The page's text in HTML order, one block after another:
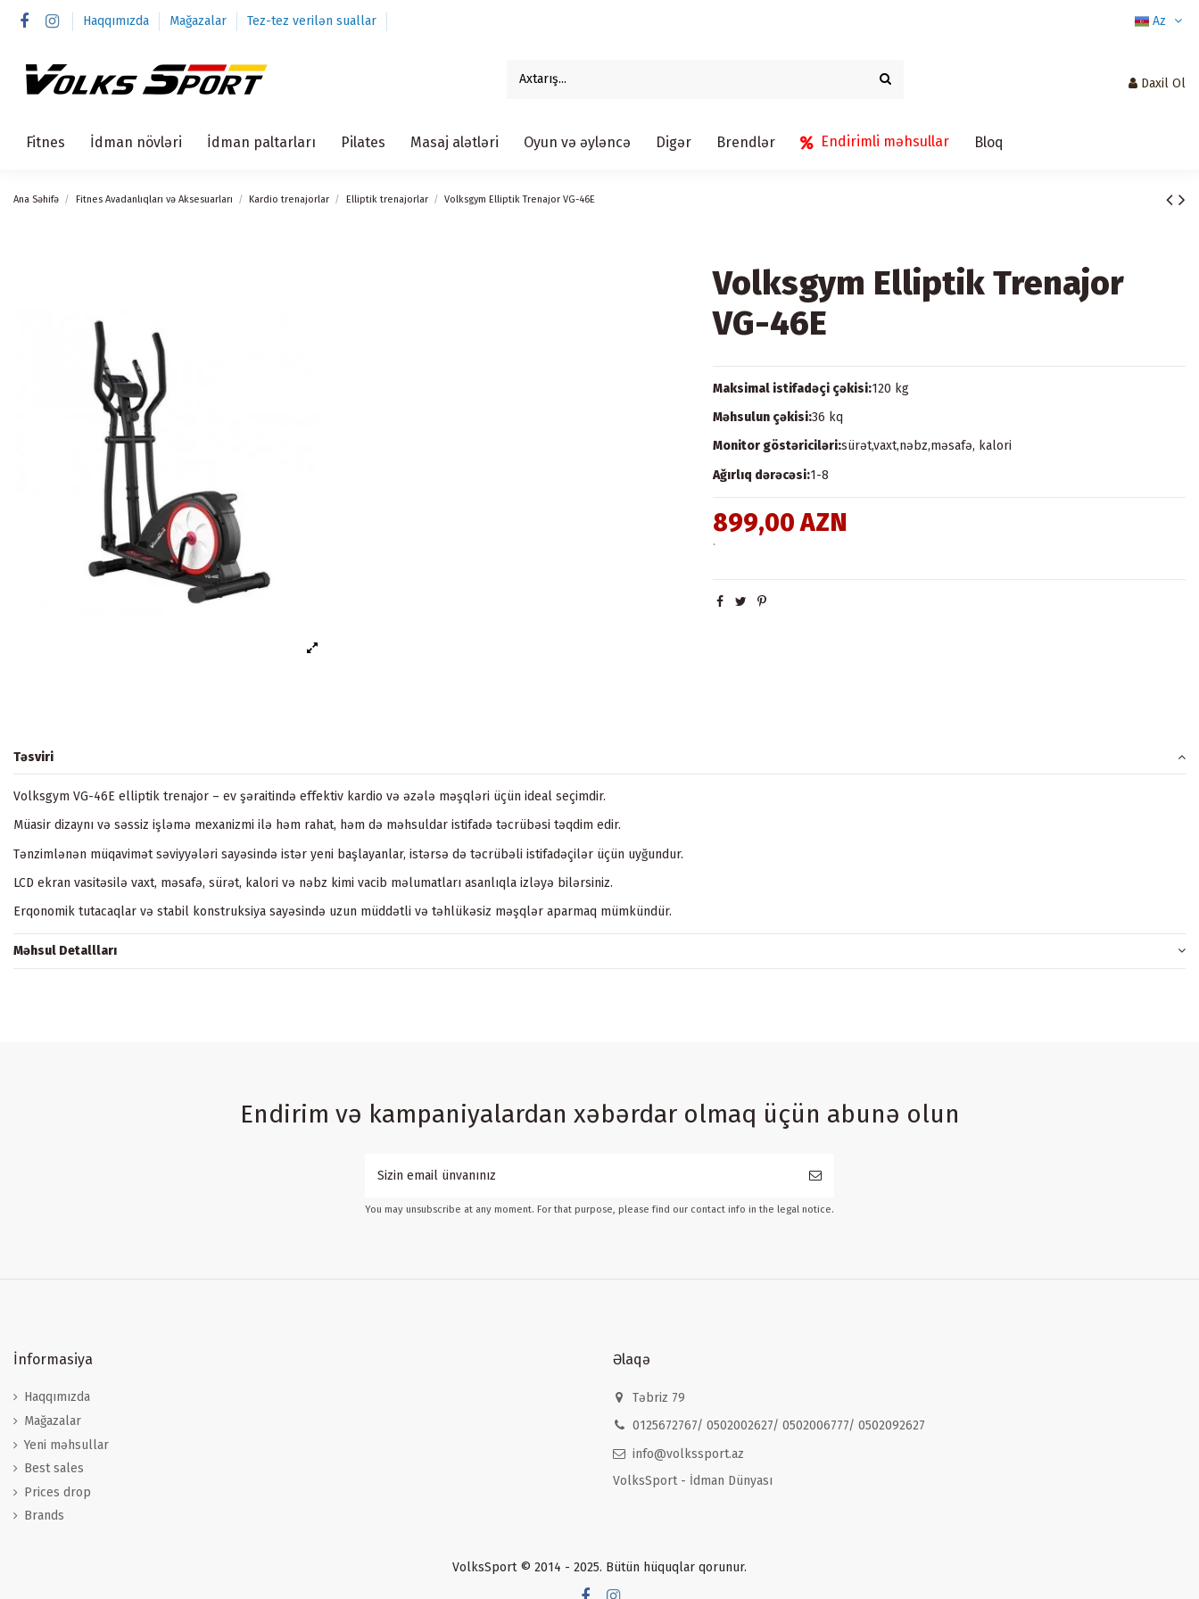
Haqqımızda Mağazalar Tez-tez verilən suallar Az
Daxil Ol
Fitnes İdman növləri İdman paltarları Pilates Masaj alətləri Oyun və əyləncə Digər Brendlər Endirimli məhsullar Bloq
Ana Səhifə Fitnes Avadanlıqları və Aksesuarları Kardio trenajorlar Elliptik trenajorlar Volksgym Elliptik Trenajor VG-46E
Volksgym Elliptik Trenajor
VG-46E
Maksimal istifadəçi çəkisi:120 kg
Məhsulun çəkisi:36 kq
Monitor göstəriciləri:sürət,vaxt,nəbz,məsafə, kalori
Ağırlıq dərəcəsi:1-8
899,00 AZN
.
Təsviri
Volksgym VG-46E elliptik trenajor – ev şəraitində effektiv kardio və əzələ məşqləri üçün ideal seçimdir.
Müasir dizaynı və səssiz işləmə mexanizmi ilə həm rahat, həm də məhsuldar istifadə təcrübəsi təqdim edir.
Tənzimlənən müqavimət səviyyələri sayəsində istər yeni başlayanlar, istərsə də təcrübəli istifadəçilər üçün uyğundur.
LCD ekran vasitəsilə vaxt, məsafə, sürət, kalori və nəbz kimi vacib məlumatları asanlıqla izləyə bilərsiniz.
Erqonomik tutacaqlar və stabil konstruksiya sayəsində uzun müddətli və təhlükəsiz məşqlər aparmaq mümkündür.
Məhsul Detallları
Endirim və kampaniyalardan xəbərdar olmaq üçün abunə olun
You may unsubscribe at any moment. For that purpose, please find our contact info in the legal notice.
İnformasiya
Haqqımızda
Mağazalar
Yeni məhsullar
Best sales
Prices drop
Brands
Əlaqə
Təbriz 79
0125672767/ 0502002627/ 0502006777/ 0502092627
info@volkssport.az
VolksSport - İdman Dünyası
VolksSport © 2014 - 2025. Bütün hüquqlar qorunur.